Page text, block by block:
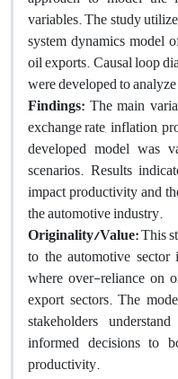
variables. The study
system dynamics model
oil exports. Causal loop
were developed to
Findings: The main
exchange rate, inflation,
developed model was
scenarios. Results
impact productivity and
the automotive industry.
Originality/Value:This
to the automotive
where over-reliance on
export sectors. The
stakeholders
informed decisions to
productivity.